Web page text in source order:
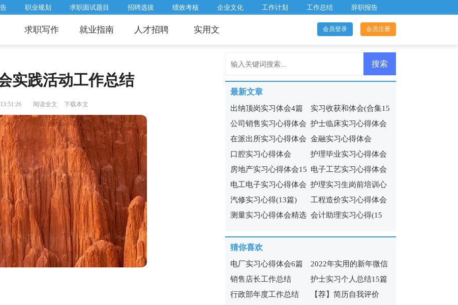
职业规划 求职面试题目 招聘选拔 绩效考核 企业文化 工作计划 工作总结 辞职报告
求职写作 就业指南 人才招聘 实用文 会员登录 会员注册
实践活动工作总结
阅读全文 下载本文
最新文章
出纳顶岗实习体会4篇
实习收获和体会(合集15
篇)
公司销售实习心得体会
15篇
护士临床实习心得体会
9篇
在派出所实习心得体会 金融实习心得体会
口腔实习心得体会
护理毕业实习心得体会
15篇
房地产实习心得体会15
篇
电子工艺实习心得体会
(集合11篇)
电工电子实习心得体会
13篇
护理实习生岗前培训心
得体会5篇
汽修实习心得(13篇)
工程造价实习心得体会
合集15篇
测量实习心得体会精选 会计助理实习心得(15
猜你喜欢
电厂实习心得体会6篇
2022年实用的新年微信
祝福语65句
销售店长工作总结
护士实习个人总结15篇
行政部年度工作总结
【荐】简历自我评价